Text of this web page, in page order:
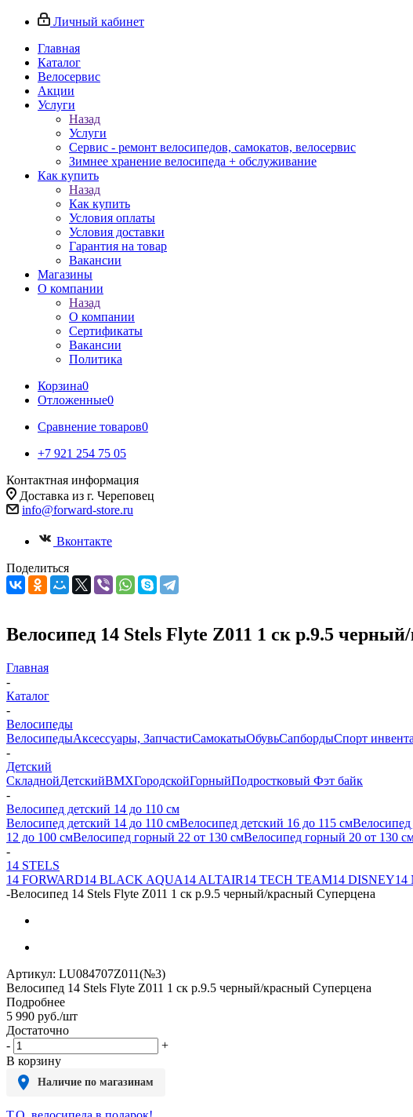
Личный кабинет
Главная
Каталог
Велосервис
Акции
Услуги
Назад
Услуги
Сервис - ремонт велосипедов, самокатов, велосервис
Зимнее хранение велосипеда + обслуживание
Как купить
Назад
Как купить
Условия оплаты
Условия доставки
Гарантия на товар
Вакансии
Магазины
О компании
Назад
О компании
Сертификаты
Вакансии
Политика
Корзина0
Отложенные0
Сравнение товаров0
+7 921 254 75 05
Контактная информация
Доставка из г. Череповец
info@forward-store.ru
Вконтакте
Поделиться
Велосипед 14 Stels Flyte Z011 1 ск р.9.5
Главная
-
Каталог
-
Велосипеды
ВелосипедыАксессуары, ЗапчастиСамокатыОбувьСапбордыСпорт
-
Детский
СкладнойДетскийBMXГородскойГорныйПодростковый Фэт байк
-
Велосипед детский 14 до 110 см
Велосипед детский 14 до 110 смВелосипед детский 16 до 115 смВелосипед
12 до 100 смВелосипед горный 22 от 130 смВелосипед горный 20 от 130
-
14 STELS
14 FORWARD14 BLACK AQUA14 ALTAIR14 TECH TEAM14 DISNEY14
-Велосипед 14 Stels Flyte Z011 1 ск р.9.5 черный/красный Суперцена
Артикул: LU084707Z011(№3)
Велосипед 14 Stels Flyte Z011 1 ск р.9.5 черный/красный Суперцена
Подробнее
5 990 руб./шт
Достаточно
-
+
В корзину
Наличие по магазинам